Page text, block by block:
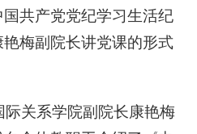
共产党党纪学习生活纪
梅副院长讲党课的形式
际关系学院副院长康艳梅